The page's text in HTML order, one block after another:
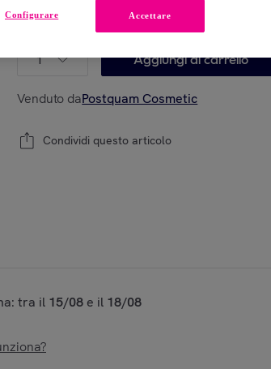
Modello: NO APLICA
1 Aggiungi al carrello
Venduto daPostquam Cosmetic
Condividi questo articolo
tra il 15/08 e il 18/08
Accettare
Configurare